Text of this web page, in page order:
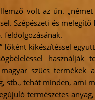
volt az ún.
Szépészeti és
feldolgozásának.
főként kikészítéssel
szűcs termékek
stb., tehát minden, ami
természetes